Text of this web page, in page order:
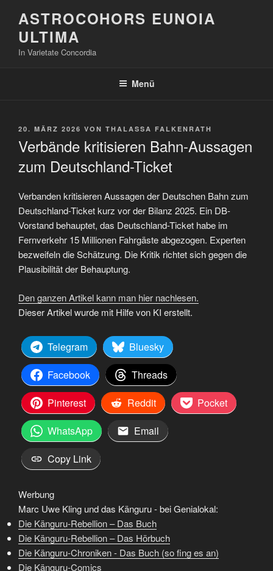
Inhalt
springen
ASTROCOHORS EUNOIA
ULTIMA
In Varietate Concordia
Menü
VERÖFFENTLICHT
20. MÄRZ 2026 VON THALASSA FALKENRATH
Verbände kritisieren Bahn-Aussagen
zum Deutschland-Ticket
Verbanden kritisieren Aussagen der Deutschen Bahn zum
Deutschland-Ticket kurz vor der Bilanz 2025. Ein DB-
Vorstand behauptet, das Deutschland-Ticket habe im
Fernverkehr 15 Millionen Fahrgäste abgezogen. Experten
bezweifeln die Schätzung. Die Kritik richtet sich gegen die
Plausibilität der Behauptung.
Den ganzen Artikel kann man hier nachlesen.
Dieser Artikel wurde mit Hilfe von KI erstellt.
Telegram
Bluesky
Facebook
Threads
Pinterest
Reddit
Pocket
WhatsApp
Email
Copy Link
Werbung
Marc Uwe Kling und das Känguru - bei Genialokal:
Die Känguru-Rebellion – Das Buch
Die Känguru-Rebellion – Das Hörbuch
Die Känguru-Chroniken - Das Buch (so fing es an)
Die Känguru-Comics